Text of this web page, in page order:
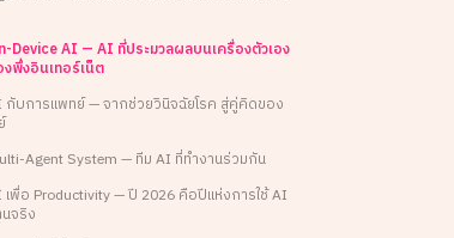
Device AI — AI ที่ประมวลผลบนเครื่องตัวเอง
งพึ่งอินเทอร์เน็ต
กับการแพทย์ — จากช่วยวินิจฉัยโรค สู่คู่คิดของ
Agent System — ทีม AI ที่ทำงานร่วมกัน
เพื่อ Productivity — ปี 2026 คือปีแห่งการใช้ AI
จริง